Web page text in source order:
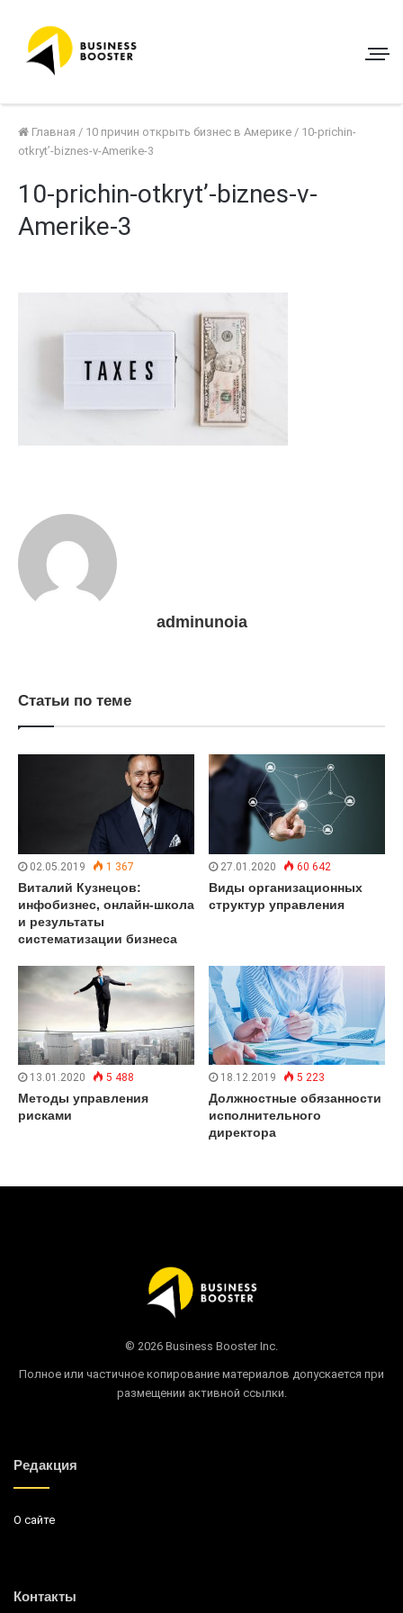
Главная / 10 причин открыть бизнес в Америке / 10-prichin-
otkryt’-biznes-v-Amerike-3
10-prichin-otkryt’-biznes-v-
Amerike-3
adminunoia
Статьи по теме
02.05.2019 1 367
Виталий Кузнецов:
инфобизнес, онлайн-школа
и результаты
систематизации бизнеса
27.01.2020 60 642
Виды организационных
структур управления
13.01.2020 5 488
Методы управления
рисками
18.12.2019 5 223
Должностные обязанности
исполнительного
директора
© 2026 Business Booster Inc.
Полное или частичное копирование материалов допускается при
размещении активной ссылки.
Редакция
О сайте
Контакты